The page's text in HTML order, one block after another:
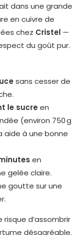
dans une grande
en cuivre de
chez Cristel —
du goût pur.
sans cesser de
le sucre en
(environ 750 g
aide à une bonne
en
gelée claire.
goutte sur une
d’assombrir
désagréable.